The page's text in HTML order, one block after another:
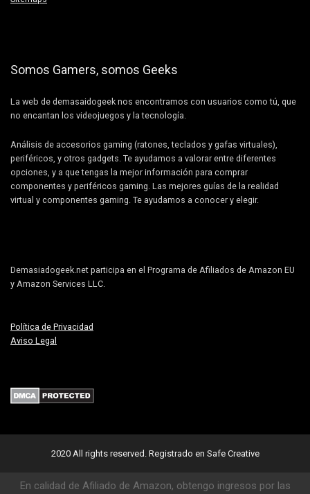
Somos Gamers, somos Geeks
La web de demasaidogeek nos encontramos con usuarios como tú, que
no encantan los videojuegos y la tecnología.
Análisis de accesorios gaming (ratones, teclados y gafas virtuales),
periféricos, y otros gadgets. Te ayudamos a valorar entre diferentes
opciones, y a que tengas la mejor información para comprar
componentes y periféricos gaming. Las mejores guías de la realidad
virtual y componentes gaming. Te ayudamos a conocer y elegir.
Demasiadogeek.net participa en el Programa de Afiliados de Amazon EU
y Amazon Services LLC.
Política de Privacidad
Aviso Legal
2020 All rights reserved. Registrado en Safe Creative
En calidad de Afiliado de Amazon, obtengo ingresos por las